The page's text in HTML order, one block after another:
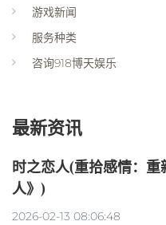
游戏新闻
服务种类
咨询918博天娱乐
最新资讯
时之恋人(重拾感情：
人》)
2026-02-13 08:06:48